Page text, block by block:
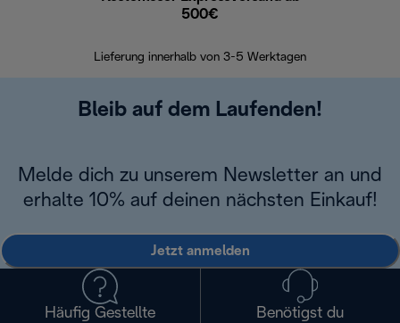
500€
Lieferung innerhalb von 3-5 Werktagen
Bleib auf dem Laufenden!
Melde dich zu unserem Newsletter an und
erhalte 10% auf deinen nächsten Einkauf!
Jetzt anmelden
Häufig Gestellte
Benötigst du